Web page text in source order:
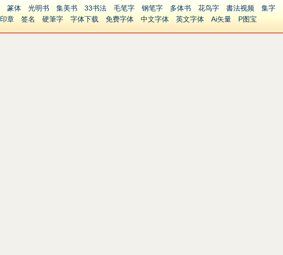
篆体 光明书 集美书 33书法 毛笔字 钢笔字 多体书 花鸟字 書法视频
集字
印章 签名 硬筆字 字体下载 免费字体 中文字体 英文字体 Ai矢量
P图宝